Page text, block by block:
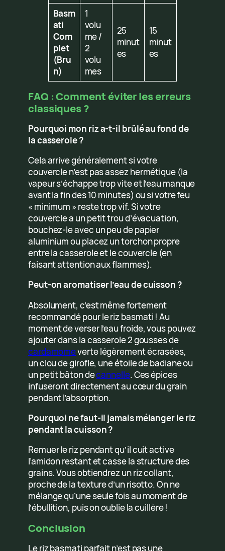
Basm
ati
Com
plet
(Bru
n)
1
volu
me /
2
volu
mes
25
minut
es
15
minut
es
FAQ : Comment éviter les erreurs
classiques ?
Pourquoi mon riz a-t-il brûlé au fond de
la casserole ?
Cela arrive généralement si votre
couvercle n’est pas assez hermétique (la
vapeur s’échappe trop vite et l’eau manque
avant la fin des 10 minutes) ou si votre feu
« minimum » reste trop vif. Si votre
couvercle a un petit trou d’évacuation,
bouchez-le avec un peu de papier
aluminium ou placez un torchon propre
entre la casserole et le couvercle (en
faisant attention aux flammes).
Peut-on aromatiser l’eau de cuisson ?
Absolument, c’est même fortement
recommandé pour le riz basmati ! Au
moment de verser l’eau froide, vous pouvez
ajouter dans la casserole 2 gousses de
cardamomeverte légèrement écrasées,
un clou de girofle, une étoile de badiane ou
un petit bâton decannelle. Ces épices
infuseront directement au cœur du grain
pendant l’absorption.
Pourquoi ne faut-il jamais mélanger le riz
pendant la cuisson ?
Remuer le riz pendant qu’il cuit active
l’amidon restant et casse la structure des
grains. Vous obtiendrez un riz collant,
proche de la texture d’un risotto. On ne
mélange qu’une seule fois au moment de
l’ébullition, puis on oublie la cuillère !
Conclusion
Le riz basmati parfait n’est pas une